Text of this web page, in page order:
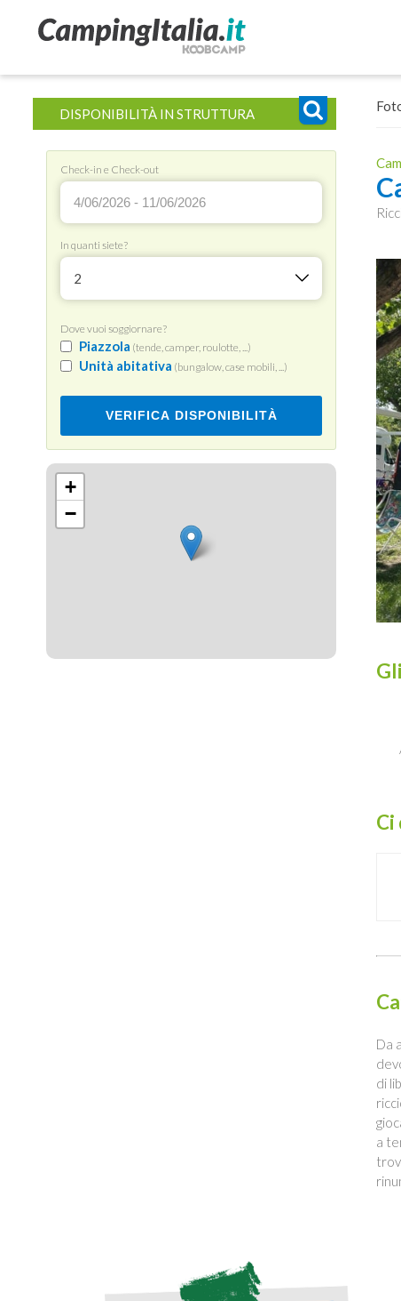
DISPONIBILITÀ IN STRUTTURA
Check-in e Check-out
In quanti siete?
2
Dove vuoi soggiornare?
Piazzola (tende, camper, roulotte, ...)
Unità abitativa (bungalow, case mobili, ...)
VERIFICA DISPONIBILITÀ
+
−
Ci
Da
di
a